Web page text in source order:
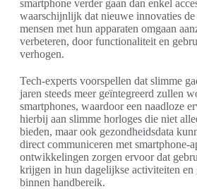
smartphone verder gaan dan enkel
waarschijnlijk dat nieuwe innovaties
mensen met hun apparaten omgaan
verbeteren, door functionaliteit en
verhogen.
Tech-experts voorspellen dat slimme
jaren steeds meer geïntegreerd zullen
smartphones, waardoor een naadloze
hierbij aan slimme horloges die niet
bieden, maar ook gezondheidsdata
direct communiceren met smartphone-
ontwikkelingen zorgen ervoor dat
krijgen in hun dagelijkse activiteiten en
binnen handbereik.